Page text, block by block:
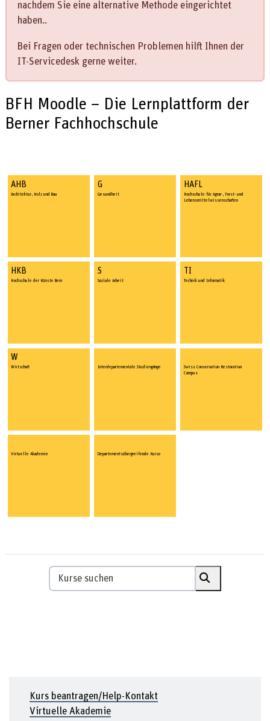
nachdem Sie eine alternative Methode eingerichtet
haben..
Bei Fragen oder technischen Problemen hilft Ihnen der
IT-Servicedesk gerne weiter.
BFH Moodle – Die Lernplattform der
Berner Fachhochschule
AHB
Architektur, Holz und Bau
G
Gesundheit
HAFL
Hochschule für Agrar-, Forst- und
Lebens­mittel­wissen­schaften
HKB
Hochschule der Künste Bern
S
Soziale Arbeit
TI
Technik und Informatik
W
Wirtschaft Interdepartementale Studiengänge
Swiss Conservation Restoration
Campus
Virtuelle Akademie Departements­übergreifende Kurse
Kurse suchen
Kurse suchen
Kurs beantragen/Help-Kontakt
Virtuelle Akademie